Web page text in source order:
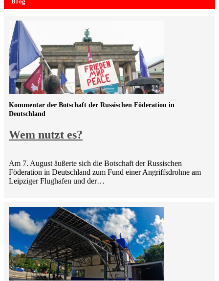
Wem nutzt es?
Kommentar der Botschaft der Russischen Föderation in
Deutschland
Am 7. August äußerte sich die Botschaft der Russischen
Föderation in Deutschland zum Fund einer Angriffsdrohne am
Leipziger Flughafen und der…